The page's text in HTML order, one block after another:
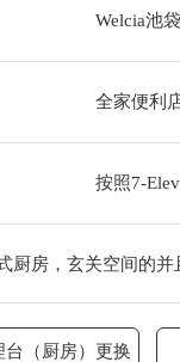
Welcia池
全家便利
按照7-
厨房，玄关空间的
台（厨房）更换